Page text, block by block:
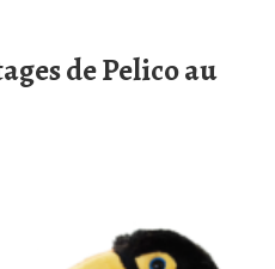
de Pelico au